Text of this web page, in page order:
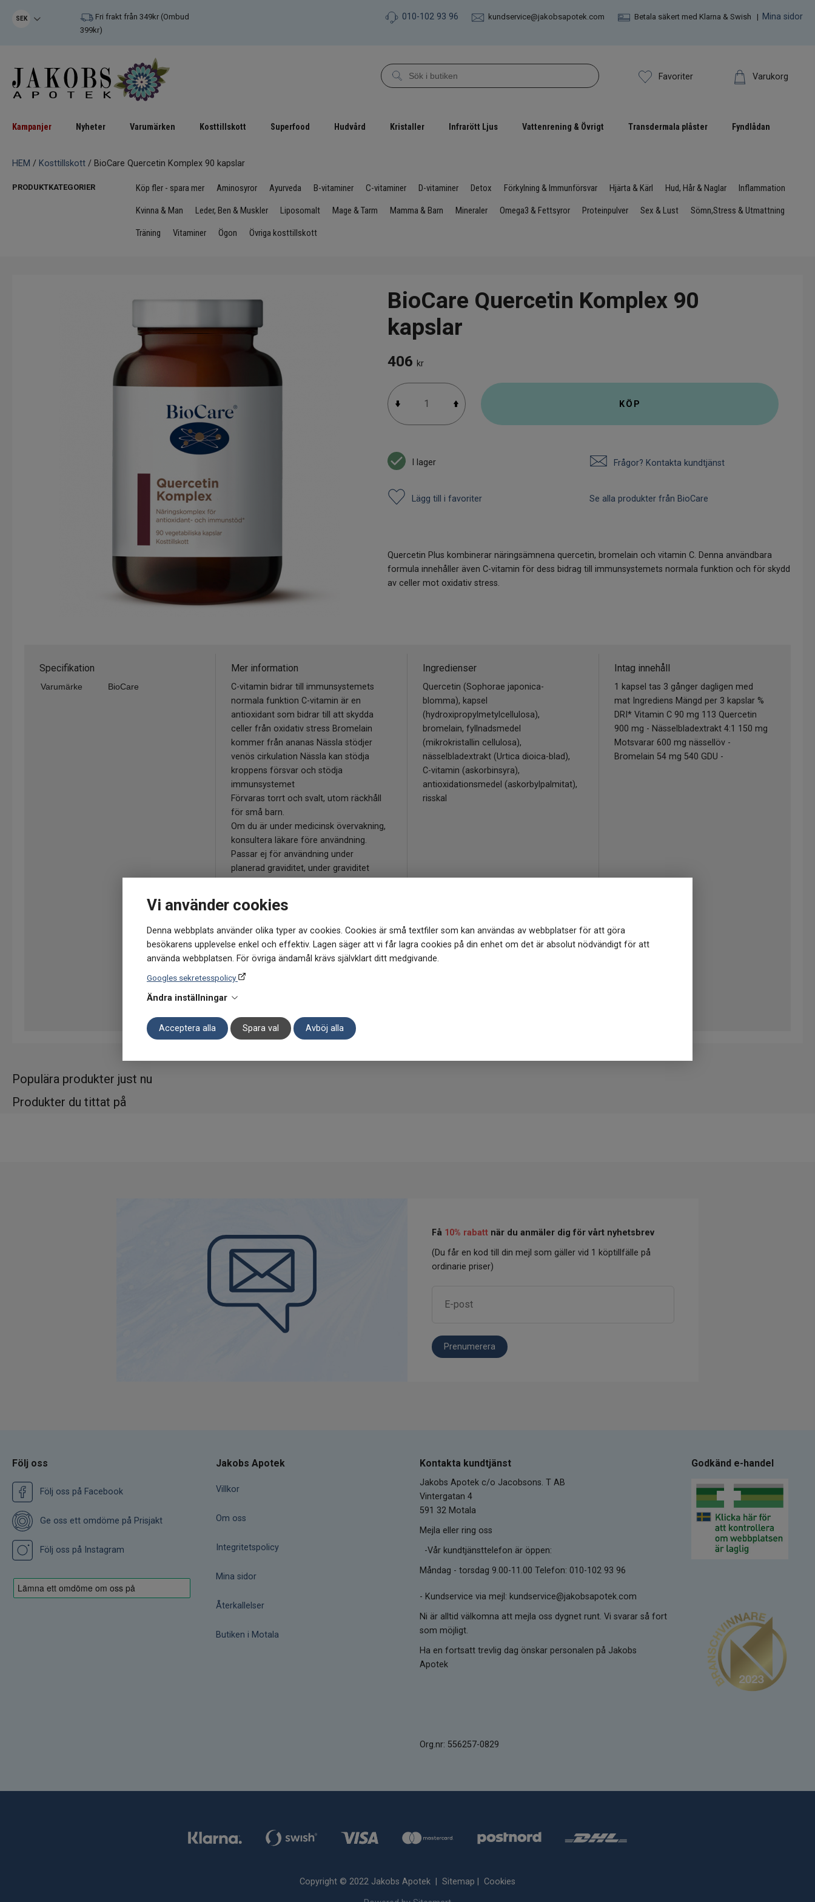
Vi använder cookies
Denna webbplats använder olika typer av cookies. Cookies är små textfiler som kan användas av webbplatser för att göra
besökarens upplevelse enkel och effektiv. Lagen säger att vi får lagra cookies på din enhet om det är absolut nödvändigt för att
använda webbplatsen. För övriga ändamål krävs självklart ditt medgivande.
Googles sekretesspolicy
Ändra inställningar
Acceptera alla Spara val Avböj alla
SEK
Fri frakt från 349kr (Ombud
399kr)
010-102 93 96 kundservice@jakobsapotek.com Betala säkert med Klarna & Swish | Mina sidor
Favoriter Varukorg
Kampanjer Nyheter Varumärken Kosttillskott Superfood Hudvård Kristaller Infrarött Ljus Vattenrening & Övrigt Transdermala plåster Fyndlådan
HEM / Kosttillskott / BioCare Quercetin Komplex 90 kapslar
PRODUKTKATEGORIER Köp fler - spara mer Aminosyror Ayurveda B-vitaminer C-vitaminer D-vitaminer Detox Förkylning & Immunförsvar Hjärta & Kärl Hud, Hår & Naglar Inflammation
Kvinna & Man Leder, Ben & Muskler Liposomalt Mage & Tarm Mamma & Barn Mineraler Omega3 & Fettsyror Proteinpulver Sex & Lust Sömn,Stress & Utmattning
Träning Vitaminer Ögon Övriga kosttillskott
BioCare Quercetin Komplex 90
kapslar
406kr
KÖP
I lager Frågor? Kontakta kundtjänst
Lägg till i favoriter Se alla produkter från BioCare
Quercetin Plus kombinerar näringsämnena quercetin, bromelain och vitamin C. Denna användbara
formula innehåller även C-vitamin för dess bidrag till immunsystemets normala funktion och för skydd
av celler mot oxidativ stress.
Specifikation
Varumärke BioCare
Mer information
C-vitamin bidrar till immunsystemets
normala funktion C-vitamin är en
antioxidant som bidrar till att skydda
celler från oxidativ stress Bromelain
kommer från ananas Nässla stödjer
venös cirkulation Nässla kan stödja
kroppens försvar och stödja
immunsystemet
Förvaras torrt och svalt, utom räckhåll
för små barn.
Om du är under medicinsk övervakning,
konsultera läkare före användning.
Passar ej för användning under
planerad graviditet, under graviditet
blodförtunnande läkemedel.
alternativ till en varierad kost.
Rekommenderad dos bör ej
överskridas. Det är viktigt med en
mångsidig, balanserad kost och
hälsosam livsstil.
Ingredienser
Quercetin (Sophorae japonica-
blomma), kapsel
(hydroxipropylmetylcellulosa),
bromelain, fyllnadsmedel
(mikrokristallin cellulosa),
nässelbladextrakt (Urtica dioica-blad),
C-vitamin (askorbinsyra),
antioxidationsmedel (askorbylpalmitat),
risskal
Intag innehåll
1 kapsel tas 3 gånger dagligen med
mat Ingrediens Mängd per 3 kapslar %
DRI* Vitamin C 90 mg 113 Quercetin
900 mg - Nässelbladextrakt 4:1 150 mg
Motsvarar 600 mg nässellöv -
Bromelain 54 mg 540 GDU -
Populära produkter just nu
Produkter du tittat på
Få 10% rabatt när du anmäler dig för vårt nyhetsbrev
(Du får en kod till din mejl som gäller vid 1 köptillfälle på
ordinarie priser)
Prenumerera
Följ oss
Följ oss på Facebook
Ge oss ett omdöme på Prisjakt
Följ oss på Instagram
Jakobs Apotek
Villkor
Om oss
Integritetspolicy
Mina sidor
Återkallelser
Butiken i Motala
Kontakta kundtjänst
Jakobs Apotek c/o Jacobsons. T AB
Vintergatan 4
591 32 Motala
Mejla eller ring oss
-Vår kundtjänsttelefon är öppen:
Måndag - torsdag 9.00-11.00 Telefon: 010-102 93 96
- Kundservice via mejl: kundservice@jakobsapotek.com
Ni är alltid välkomna att mejla oss dygnet runt. Vi svarar så fort
som möjligt.
Ha en fortsatt trevlig dag önskar personalen på Jakobs
Apotek
Org.nr: 556257-0829
Godkänd e-handel
Copyright © 2022 Jakobs Apotek | Sitemap Cookies